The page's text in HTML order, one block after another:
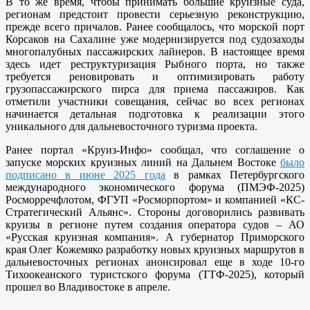
регионам предстоит провести серьезную реконструкцию,
прежде всего причалов. Ранее сообщалось, что морской порт
Корсаков на Сахалине уже модернизируется под судозаходы
многопалубных пассажирских лайнеров. В настоящее время
здесь идет реструктуризация Рыбного порта, но также
требуется реновировать и оптимизировать работу
грузопассажирского пирса для приема пассажиров. Как
отметили участники совещания, сейчас во всех регионах
начинается детальная подготовка к реализации этого
уникального для дальневосточного туризма проекта.
Ранее портал «Круиз-Инфо» сообщал, что соглашение о
запуске морских круизных линий на Дальнем Востоке было
подписано в июне 2025 года в рамках Петербургского
международного экономического форума (ПМЭФ-2025)
Росморречфлотом, ФГУП «Росморпортом» и компанией «КС-
Стратегический Альянс». Стороны договорились развивать
круизы в регионе путем создания оператора судов – АО
«Русская круизная компания». А губернатор Приморского
края Олег Кожемяко разработку новых круизных маршрутов в
дальневосточных регионах анонсировал еще в ходе 10-го
Тихоокеанского туристского форума (ТТФ-2025), который
прошел во Владивостоке в апреле.